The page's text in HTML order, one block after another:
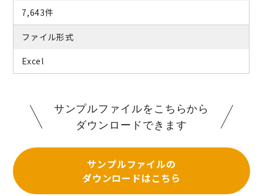
7,643件
ファイル形式
Excel
サンプルファイルをこちらから
ダウンロードできます
サンプルファイルの
ダウンロードはこちら